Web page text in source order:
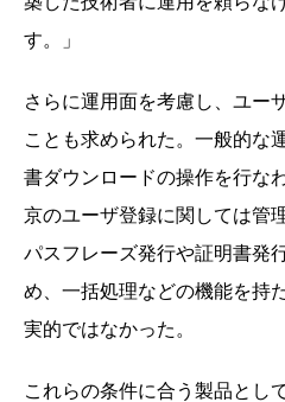
す。」
さらに運用面を考慮し、ユー
ことも求められた。一般的な
書ダウンロードの操作を行な
京のユーザ登録に関しては管
パスフレーズ発行や証明書発
め、一括処理などの機能を持
実的ではなかった。
これらの条件に合う製品とし